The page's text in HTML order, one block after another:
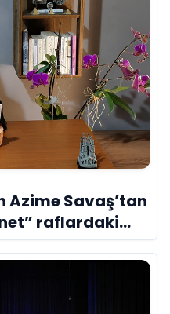
Azime Savaş’tan
raflardaki